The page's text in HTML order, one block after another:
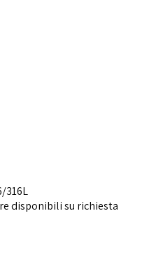
316L
disponibili su richiesta